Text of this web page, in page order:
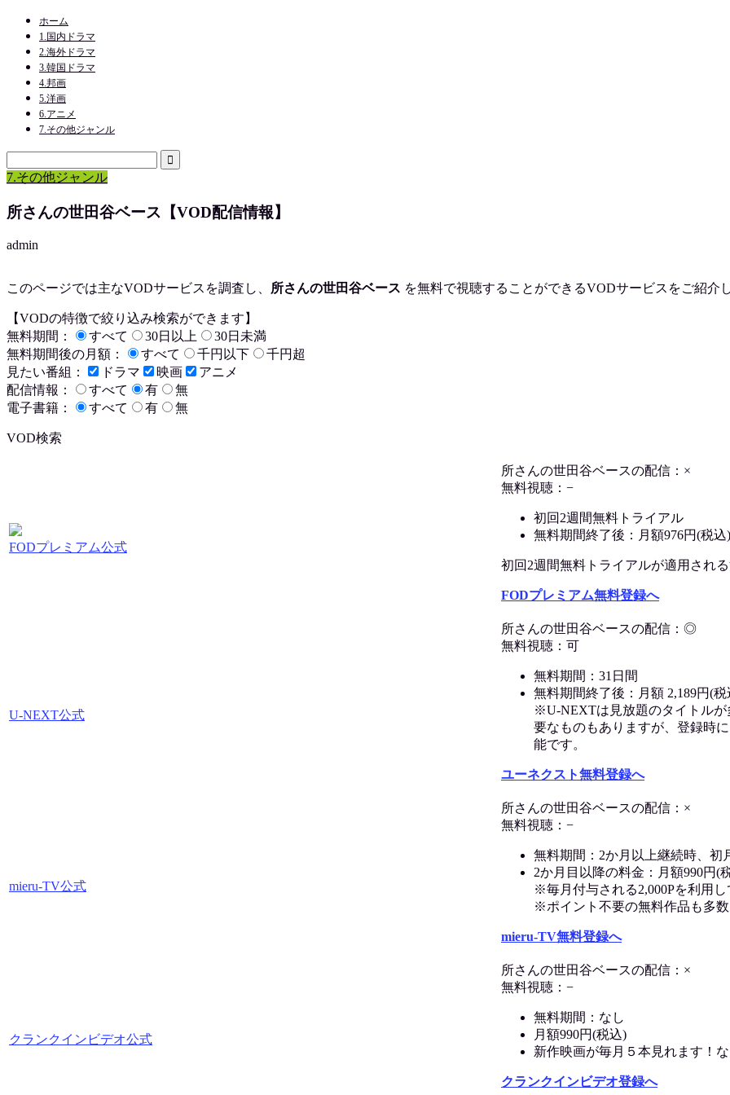
ホーム
1.国内ドラマ
2.海外ドラマ
3.韓国ドラマ
4.邦画
5.洋画
6.アニメ
7.その他ジャンル
7.その他ジャンル
所さんの世田谷ベース【VOD配信情報】
admin
このページでは主なVODサービスを調査し、 所さんの世田谷ベース を無料で視聴することができるVODサービスをご紹介
【VODの特徴で絞り込み検索ができます】
無料期間：
すべて 30日以上
30日未満
無料期間後の月額：
すべて 千円以下
千円超
見たい番組：
ドラマ 映画
アニメ
配信情報：
すべて 有
無
電子書籍：
すべて 有 無
VOD検索
FODプレミアム公式
所さんの世田谷ベースの配信：×
無料視聴：−
初回2週間無料トライアル
無料期間終了後：月額976円(税込)
初回2週間無料トライアルが適用され
FODプレミアム無料登録へ
U-NEXT公式
所さんの世田谷ベースの配信：◎
無料視聴：可
無料期間：31日間
無料期間終了後：月額 2,189円(税
※U-NEXTは見放題のタイトル
要なものもありますが、登録時
能です。
ユーネクスト無料登録へ
mieru-TV公式
所さんの世田谷ベースの配信：×
無料視聴：−
無料期間：2か月以上継続時、初
2か月目以降の料金：月額990円(
※毎月付与される2,000Pを利用
※ポイント不要の無料作品も多
mieru-TV無料登録へ
クランクインビデオ公式
所さんの世田谷ベースの配信：×
無料視聴：−
無料期間：なし
月額990円(税込)
新作映画が毎月５本見れます！
クランクインビデオ登録へ